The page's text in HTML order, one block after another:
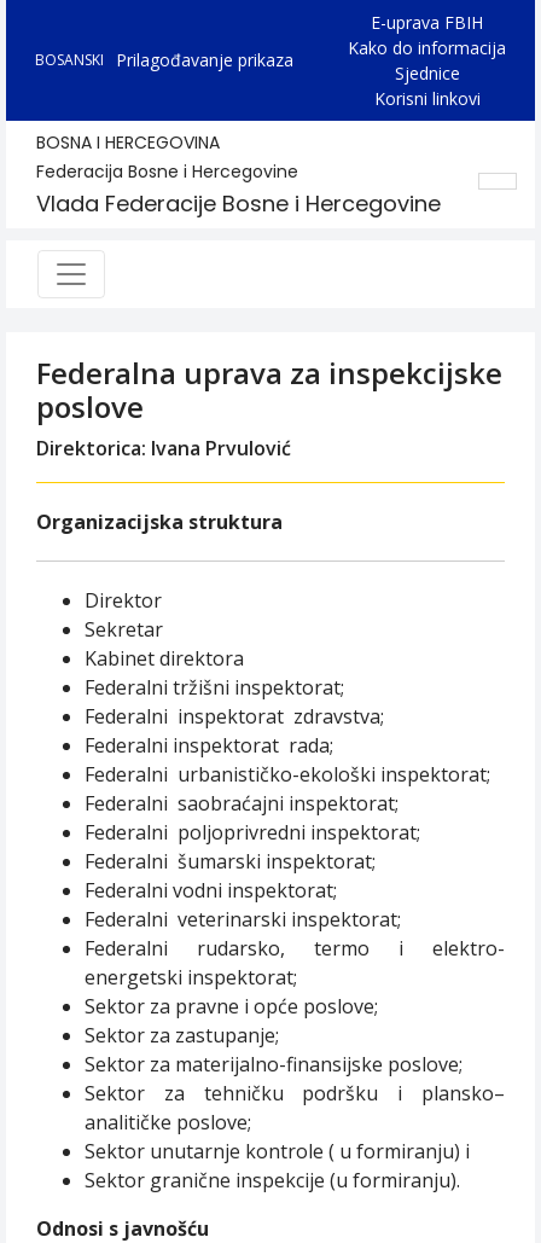
BOSANSKI Prilagođavanje prikaza
E-uprava FBIH
Kako do informacija
Sjednice
Korisni linkovi
BOSNA I HERCEGOVINA
Federacija Bosne i Hercegovine
Vlada Federacije Bosne i Hercegovine
Federalna uprava za inspekcijske
poslove
Direktorica: Ivana Prvulović
Organizacijska struktura
Direktor
Sekretar
Kabinet direktora
Federalni tržišni inspektorat;
Federalni inspektorat zdravstva;
Federalni inspektorat rada;
Federalni urbanističko-ekološki inspektorat;
Federalni saobraćajni inspektorat;
Federalni poljoprivredni inspektorat;
Federalni šumarski inspektorat;
Federalni vodni inspektorat;
Federalni veterinarski inspektorat;
Federalni rudarsko, termo i elektro-
energetski inspektorat;
Sektor za pravne i opće poslove;
Sektor za zastupanje;
Sektor za materijalno-finansijske poslove;
Sektor za tehničku podršku i plansko–
analitičke poslove;
Sektor unutarnje kontrole ( u formiranju) i
Sektor granične inspekcije (u formiranju).
Odnosi s javnošću